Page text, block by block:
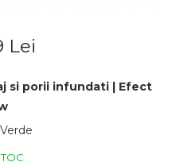
Lei
si porii infundati | Efect
Verde